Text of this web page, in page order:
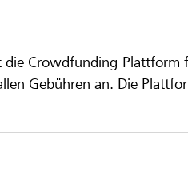
die Crowdfunding-Plattform
Gebühren an. Die